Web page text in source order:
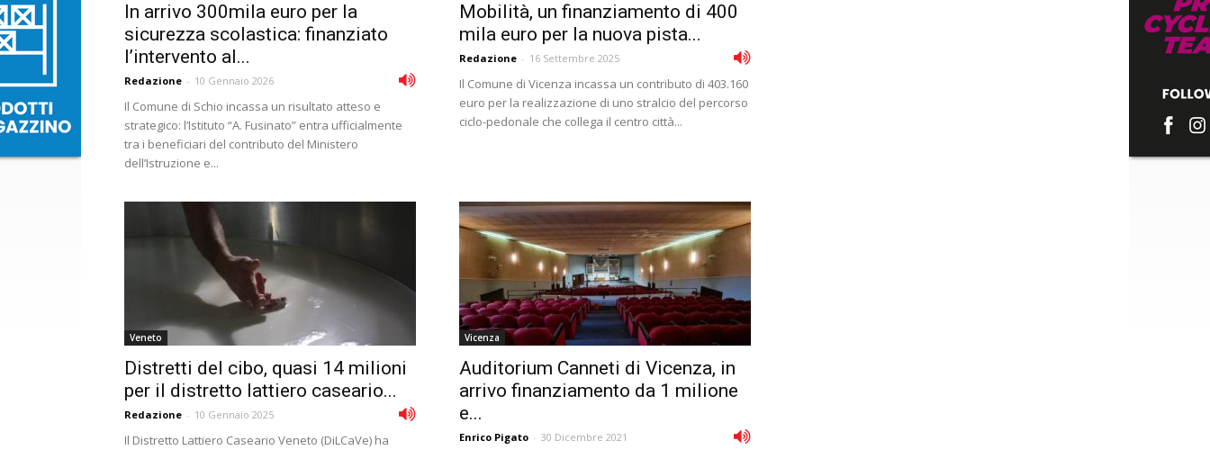
In arrivo 300mila euro per la
sicurezza scolastica: finanziato
l’intervento al...
Redazione - 10 Gennaio 2026
Il Comune di Schio incassa un risultato atteso e
strategico: l’Istituto “A. Fusinato” entra ufficialmente
tra i beneficiari del contributo del Ministero
dell’Istruzione e...
Mobilità, un finanziamento di 400
mila euro per la nuova pista...
Redazione - 16 Settembre 2025
Il Comune di Vicenza incassa un contributo di 403.160
euro per la realizzazione di uno stralcio del percorso
ciclo-pedonale che collega il centro città...
Veneto
Distretti del cibo, quasi 14 milioni
per il distretto lattiero caseario...
Redazione - 10 Gennaio 2025
Il Distretto Lattiero Caseario Veneto (DiLCaVe) ha
Vicenza
Auditorium Canneti di Vicenza, in
arrivo finanziamento da 1 milione
e...
Enrico Pigato - 30 Dicembre 2021